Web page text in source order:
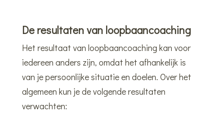
De resultaten van loopbaancoaching
Het resultaat van loopbaancoaching kan voor
iedereen anders zijn, omdat het afhankelijk is
van je persoonlijke situatie en doelen. Over het
algemeen kun je de volgende resultaten
verwachten: